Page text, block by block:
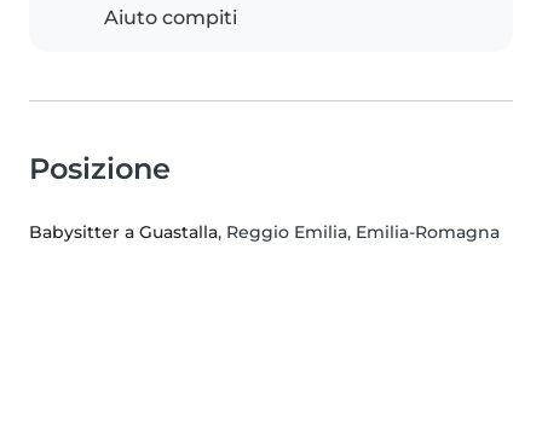
Aiuto compiti
Posizione
Babysitter a Guastalla, Reggio Emilia, Emilia-Romagna